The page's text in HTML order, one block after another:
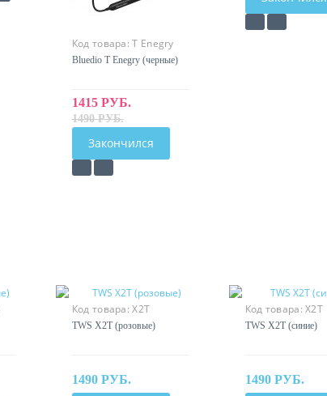
Код товара:T Enegry
Bluedio T Enegry (черные)
1415 РУБ.
1490 РУБ.
Закончился
Код товара:X2T
TWS X2T (розовые)
1490 РУБ.
Код товара:X2T
TWS X2T (синие)
1490 РУБ.